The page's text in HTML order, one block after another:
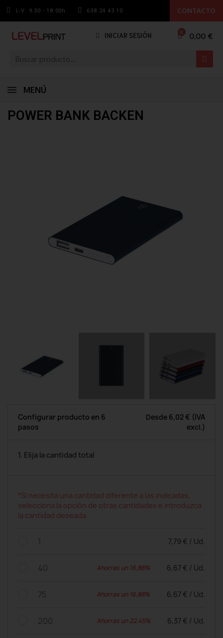
L-V: 9.30 - 18:00h 638 24 43 10 CONTACTO
INICIAR SESIÓN 0,00 €
MENÚ
POWER BANK BACKEN
Configurar producto en 6
pasos
Desde 6,02 € (IVA
excl.)
1. Elija la cantidad total
*Si necesita una cantidad diferente a las indicadas,
selecciona la opción de otras cantidades e introduzca
la cantidad deseada
1 7,79 € / Ud.
40 Ahorras un 16,88% 6,67 € / Ud.
75 Ahorras un 16,88% 6,67 € / Ud.
200 Ahorras un 22,45% 6,37 € / Ud.